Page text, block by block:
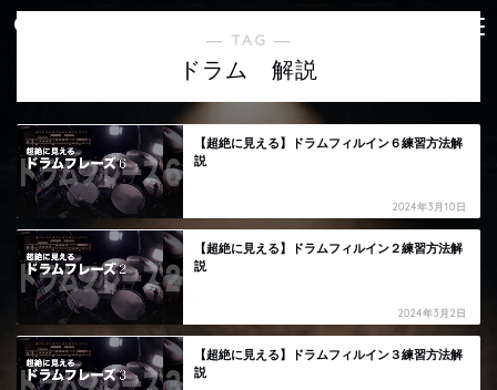
― TAG ―
ドラム 解説
【超絶に見える】ドラムフィルイン６練習方法解
説
2024年3月10日
【超絶に見える】ドラムフィルイン２練習方法解
説
2024年3月2日
【超絶に見える】ドラムフィルイン３練習方法解
説